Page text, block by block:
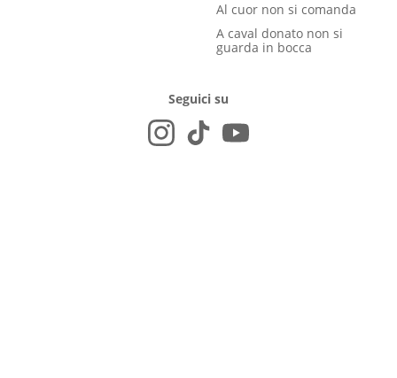
Al cuor non si comanda
A caval donato non si
guarda in bocca
Seguici su